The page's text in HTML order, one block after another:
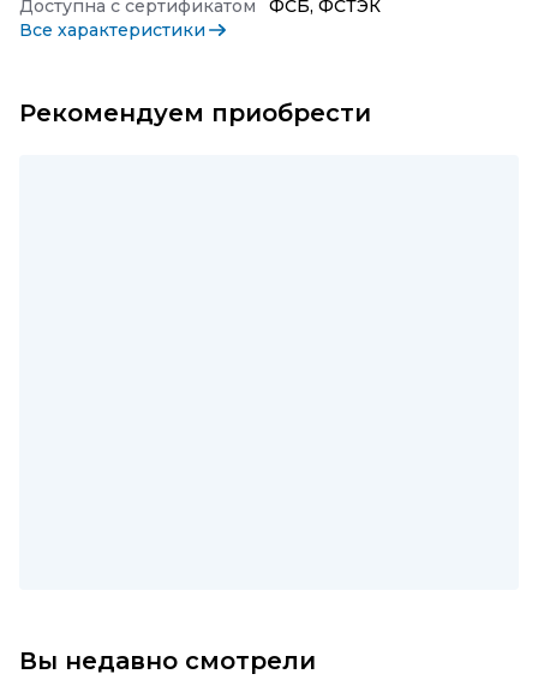
Доступна с сертификатом
ФСБ, ФСТЭК
Все характеристики
Рекомендуем приобрести
Вы недавно смотрели